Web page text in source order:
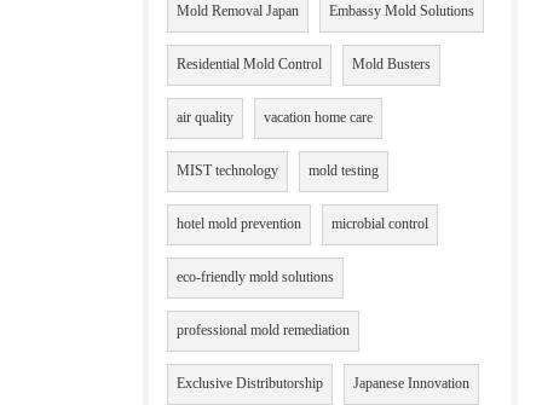
Mold Removal Japan Embassy Mold Solutions
Residential Mold Control Mold Busters
air quality vacation home care
MIST technology mold testing
hotel mold prevention microbial control
eco-friendly mold solutions
professional mold remediation
Exclusive Distributorship Japanese Innovation